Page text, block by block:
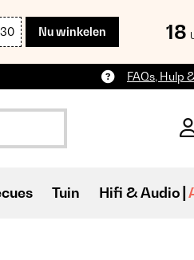
Nu winkelen 18
FAQs, Hulp
Tuin Hifi & Audio